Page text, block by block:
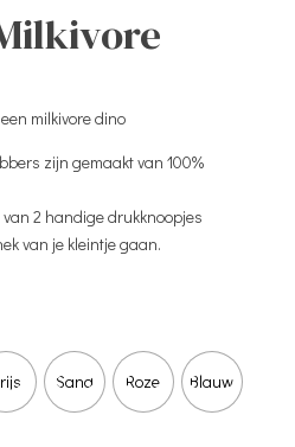
milkivore dino
zijn gemaakt van 100%
2 handige drukknoopjes
van je kleintje gaan.
Sand Roze Blauw